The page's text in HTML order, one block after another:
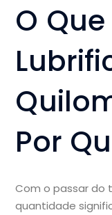
O Que
Por
Com o passar do
quantidade